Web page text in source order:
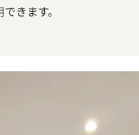
きます。